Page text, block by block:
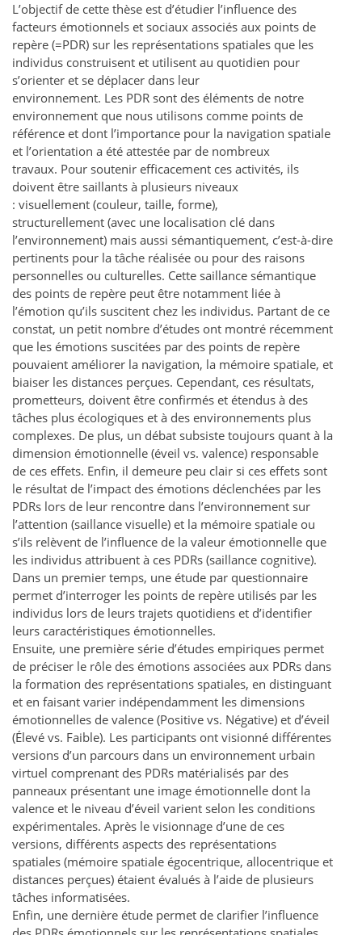
L’objectif de cette thèse est d’étudier l’influence des
facteurs émotionnels et sociaux associés aux points de
repère (=PDR) sur les représentations spatiales que les
individus construisent et utilisent au quotidien pour
s’orienter et se déplacer dans leur
environnement. Les PDR sont des éléments de notre
environnement que nous utilisons comme points de
référence et dont l’importance pour la navigation spatiale
et l’orientation a été attestée par de nombreux
travaux. Pour soutenir efficacement ces activités, ils
doivent être saillants à plusieurs niveaux
: visuellement (couleur, taille, forme),
structurellement (avec une localisation clé dans
l’environnement) mais aussi sémantiquement, c’est-à-dire
pertinents pour la tâche réalisée ou pour des raisons
personnelles ou culturelles. Cette saillance sémantique
des points de repère peut être notamment liée à
l’émotion qu’ils suscitent chez les individus. Partant de ce
constat, un petit nombre d’études ont montré récemment
que les émotions suscitées par des points de repère
pouvaient améliorer la navigation, la mémoire spatiale, et
biaiser les distances perçues. Cependant, ces résultats,
prometteurs, doivent être confirmés et étendus à des
tâches plus écologiques et à des environnements plus
complexes. De plus, un débat subsiste toujours quant à la
dimension émotionnelle (éveil vs. valence) responsable
de ces effets. Enfin, il demeure peu clair si ces effets sont
le résultat de l’impact des émotions déclenchées par les
PDRs lors de leur rencontre dans l’environnement sur
l’attention (saillance visuelle) et la mémoire spatiale ou
s’ils relèvent de l’influence de la valeur émotionnelle que
les individus attribuent à ces PDRs (saillance cognitive).
Dans un premier temps, une étude par questionnaire
permet d’interroger les points de repère utilisés par les
individus lors de leurs trajets quotidiens et d’identifier
leurs caractéristiques émotionnelles.
Ensuite, une première série d’études empiriques permet
de préciser le rôle des émotions associées aux PDRs dans
la formation des représentations spatiales, en distinguant
et en faisant varier indépendamment les dimensions
émotionnelles de valence (Positive vs. Négative) et d’éveil
(Élevé vs. Faible). Les participants ont visionné différentes
versions d’un parcours dans un environnement urbain
virtuel comprenant des PDRs matérialisés par des
panneaux présentant une image émotionnelle dont la
valence et le niveau d’éveil varient selon les conditions
expérimentales. Après le visionnage d’une de ces
versions, différents aspects des représentations
spatiales (mémoire spatiale égocentrique, allocentrique et
distances perçues) étaient évalués à l’aide de plusieurs
tâches informatisées.
Enfin, une dernière étude permet de clarifier l’influence